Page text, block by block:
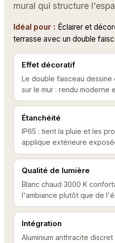
mural qui structure
Idéal pour : Éclairer et
terrasse avec un double
Effet décoratif
Le double faisceau
sur le mur : rendu moderne
Étanchéité
IP65 : tient la pluie et les
applique extérieure
Qualité de lumière
Blanc chaud 3000 K
l'ambiance plutôt que de
Intégration
Aluminium anthracite